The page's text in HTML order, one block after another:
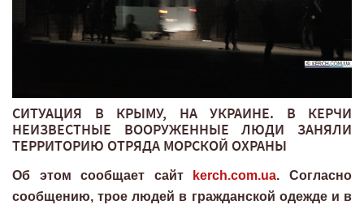
СИТУАЦИЯ В КРЫМУ, НА УКРАИНЕ. В КЕРЧИ
НЕИЗВЕСТНЫЕ ВООРУЖЕННЫЕ ЛЮДИ ЗАНЯЛИ
ТЕРРИТОРИЮ ОТРЯДА МОРСКОЙ ОХРАНЫ
Об этом сообщает сайт kerch.com.ua. Согласно
сообщению, трое людей в гражданской одежде и в